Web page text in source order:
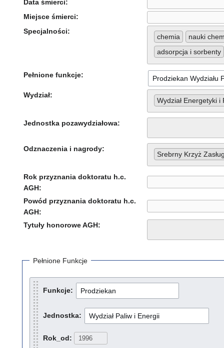
Data śmierci:
Miejsce śmierci:
Specjalności:
chemia
nauki
adsorpcja i sorbenty
Pełnione funkcje:
Wydział:
Wydział Energetyki i
Jednostka pozawydziałowa:
Odznaczenia i nagrody:
Srebrny Krzyż
Rok przyznania doktoratu h.c.
AGH:
Powód przyznania doktoratu h.c.
AGH:
Tytuły honorowe AGH:
Pełnione Funkcje
Funkcje:
Jednostka:
Rok_od: